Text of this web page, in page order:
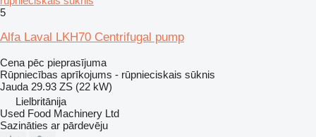
5
Alfa Laval LKH70 Centrifugal pump
Cena pēc pieprasījuma
Rūpniecības aprīkojums - rūpnieciskais sūknis
Jauda 29.93 ZS (22 kW)
Lielbritānija
Used Food Machinery Ltd
Sazināties ar pārdevēju